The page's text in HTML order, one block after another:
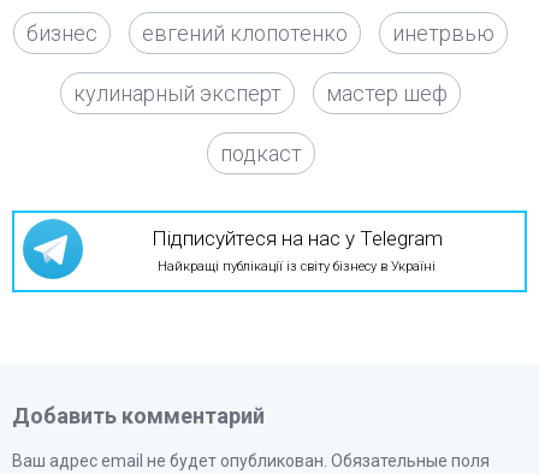
бизнес евгений клопотенко инетрвью
кулинарный эксперт мастер шеф
подкаст
Підписуйтеся на нас у Telegram
Найкращі публікації із світу бізнесу в Україні
Добавить комментарий
Ваш адрес email не будет опубликован. Обязательные поля